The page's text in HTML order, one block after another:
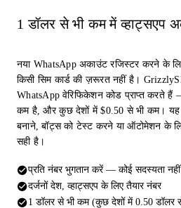
1 डॉलर से भी कम में व्हाट्सएप
नया WhatsApp अकाउंट रजिस्टर करने के
किसी सिम कार्ड की ज़रूरत नहीं है।
WhatsApp वेरिफिकेशन कोड प्राप्त करते हैं
कम है, और कुछ देशों में $0.50 से भी कम। यह
बनाने, बॉट्स को टेस्ट करने या ऑटोमेशन के
सही है।
प्रति नंबर भुगतान करें — कोई सदस्यता नहीं
दर्जनों देश, व्हाट्सएप के लिए तैयार नंबर
1 डॉलर से भी कम (कुछ देशों में 0.50 डॉलर